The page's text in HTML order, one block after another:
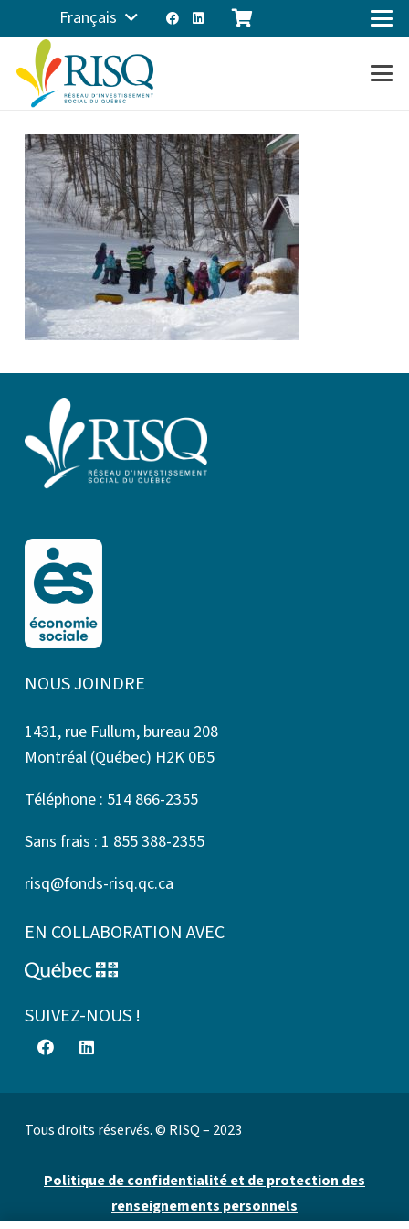
Français
NOUS JOINDRE
1431, rue Fullum, bureau 208
Montréal (Québec) H2K 0B5
Téléphone : 514 866-2355
Sans frais : 1 855 388-2355
risq@fonds-risq.qc.ca
EN COLLABORATION AVEC
SUIVEZ-NOUS !
Tous droits réservés. © RISQ – 2023
Politique de confidentialité et de protection des
renseignements personnels